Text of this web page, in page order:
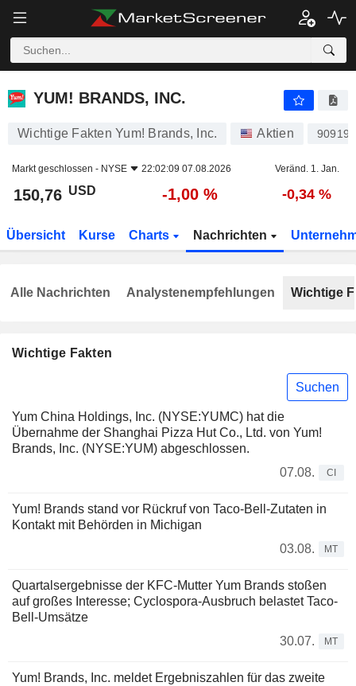
YUM! BRANDS, INC.
YUM! BRANDS, INC.
Wichtige Fakten Yum! Brands, Inc. Aktien 909190
Markt geschlossen - NYSE 22:02:09 07.08.2026 Veränd. 1. Jan.
150,76 USD -1,00 % -0,34 %
Übersicht Kurse Charts Nachrichten
Wichtige Fakten
Suchen
Yum China Holdings, Inc. (NYSE:YUMC) hat die
Übernahme der Shanghai Pizza Hut Co., Ltd. von Yum!
Brands, Inc. (NYSE:YUM) abgeschlossen.
07.08.
CI
Yum! Brands stand vor Rückruf von Taco-Bell-Zutaten in
Kontakt mit Behörden in Michigan
03.08.
MT
Quartalsergebnisse der KFC-Mutter Yum Brands stoßen
auf großes Interesse; Cyclospora-Ausbruch belastet Taco-
Bell-Umsätze
30.07.
MT
Yum! Brands, Inc. meldet Ergebniszahlen für das zweite
Alle Nachrichten Analystenempfehlungen Wichtige